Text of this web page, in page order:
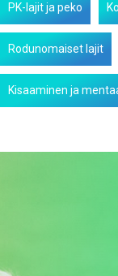
PK-lajit ja peko
Rodunomaiset lajit
Kisaaminen ja